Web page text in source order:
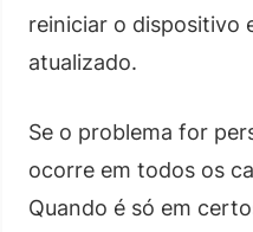
reiniciar o dispositivo
atualizado.
Se o problema for
ocorre em todos os
Quando é só em